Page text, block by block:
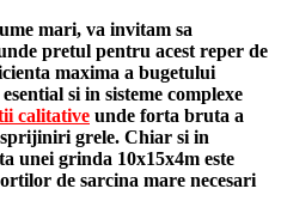
mari, va invitam sa
pretul pentru acest reper de
maxima a bugetului
si in sisteme complexe
calitative unde forta bruta a
grele. Chiar si in
unei grinda 10x15x4m este
de sarcina mare necesari